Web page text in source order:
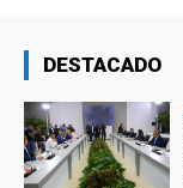
DESTACADO